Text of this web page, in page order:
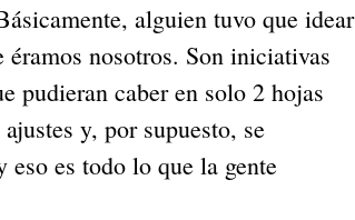
alguien tuvo que idear
nosotros. Son iniciativas
pudieran caber en solo 2 hojas
y, por supuesto, se
eso es todo lo que la gente